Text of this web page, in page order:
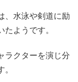
、水泳や剣道に励
ようです。
ラクターを演じ分